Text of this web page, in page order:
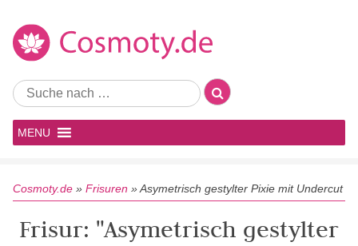
MENU
Cosmoty.de » Frisuren »Asymetrisch gestylter Pixie mit Undercut
Frisur: "Asymetrisch gestylter